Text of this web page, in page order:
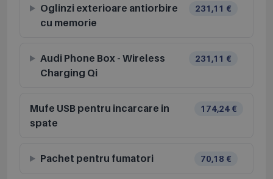
Oglinzi exterioare antiorbire
cu memorie
231,11 €
Audi Phone Box - Wireless
Charging Qi
231,11 €
Mufe USB pentru incarcare in
spate
174,24 €
Pachet pentru fumatori 70,18 €